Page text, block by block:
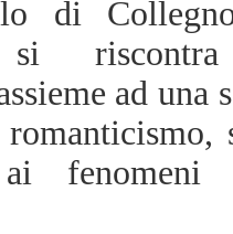
di
si
ad una
ai